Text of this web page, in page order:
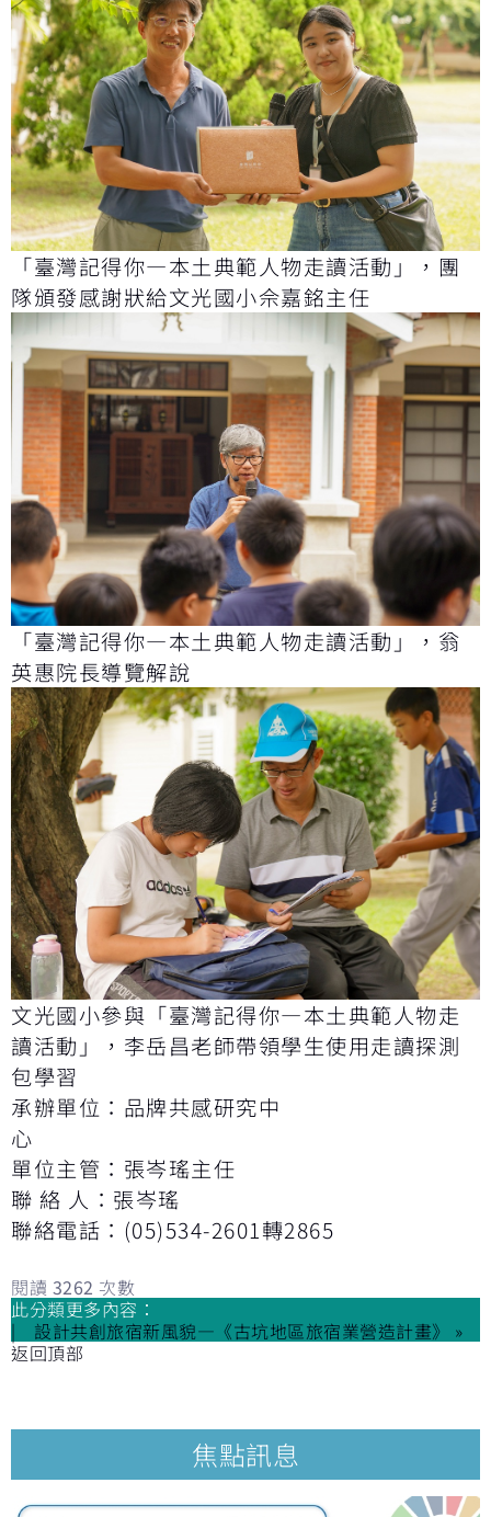
「臺灣記得你—本土典範人物走讀活動」，團
隊頒發感謝狀給文光國小佘嘉銘主任
「臺灣記得你—本土典範人物走讀活動」，翁
英惠院長導覽解說
文光國小參與「臺灣記得你—本土典範人物走
讀活動」，李岳昌老師帶領學生使用走讀探測
包學習
承辦單位：品牌共感研究中
心
單位主管：張岑瑤主任
聯 絡 人：張岑瑤
聯絡電話：(05)534-2601轉2865
閱讀 3262 次數
此分類更多內容：
設計共創旅宿新風貌—《古坑地區旅宿業營造計畫》 »
返回頂部
焦點訊息